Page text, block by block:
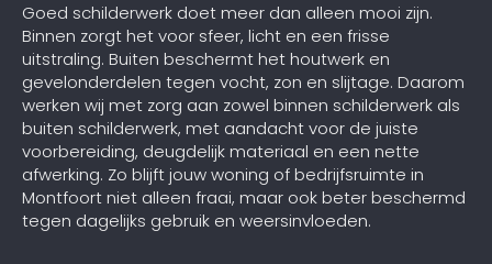
Goed schilderwerk doet meer dan alleen mooi zijn.
Binnen zorgt het voor sfeer, licht en een frisse
uitstraling. Buiten beschermt het houtwerk en
gevelonderdelen tegen vocht, zon en slijtage. Daarom
werken wij met zorg aan zowel binnen schilderwerk als
buiten schilderwerk, met aandacht voor de juiste
voorbereiding, deugdelijk materiaal en een nette
afwerking. Zo blijft jouw woning of bedrijfsruimte in
Montfoort niet alleen fraai, maar ook beter beschermd
tegen dagelijks gebruik en weersinvloeden.